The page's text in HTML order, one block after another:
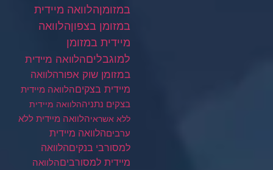
במזומןהלוואה מיידית
במזומן בצפוןהלוואה
מיידית במזומן
למוגבליםהלוואה מיידית
במזומן שוק אפורהלוואה
מיידית בצקיםהלוואה מיידית
בצקים נתניההלוואה מיידית
ללא אשראיהלוואה מיידית ללא
ערביםהלוואה מיידית
למסורבי בנקיםהלוואה
מיידית למסורביםהלוואה